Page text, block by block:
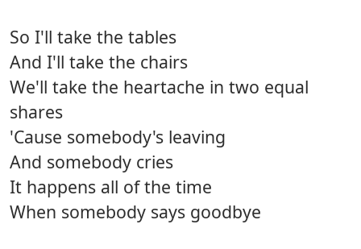
So I'll take the tables
And I'll take the chairs
We'll take the heartache in two equal
shares
'Cause somebody's leaving
And somebody cries
It happens all of the time
When somebody says goodbye